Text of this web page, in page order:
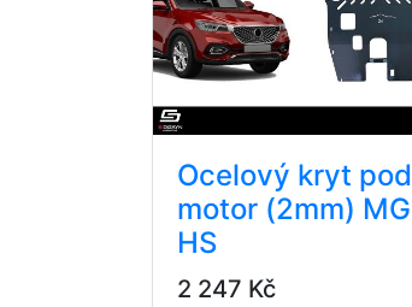
Ocelový kryt pod
motor (2mm) MG
HS
2 247 Kč